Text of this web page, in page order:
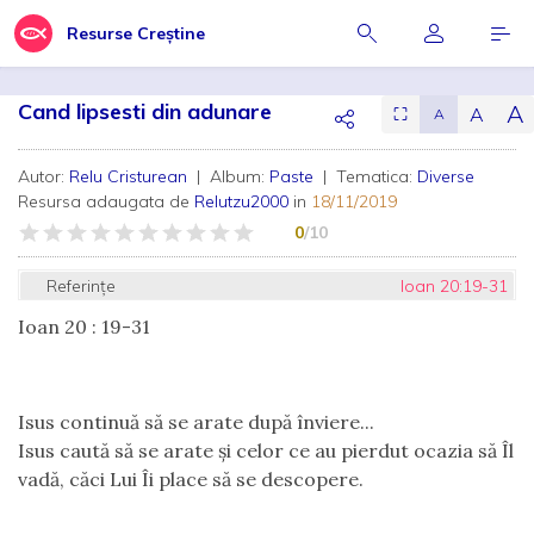
Resurse Creștine
Cand lipsesti din adunare ⛶ A A A
Autor: Relu Cristurean | Album: Paste | Tematica: Diverse
Resursa adaugata de Relutzu2000 in 18/11/2019
0/10
Referințe Ioan 20:19-31
Ioan 20 : 19-31
Isus continuă să se arate după înviere...
Isus caută să se arate și celor ce au pierdut ocazia să Îl
vadă, căci Lui Îi place să se descopere.